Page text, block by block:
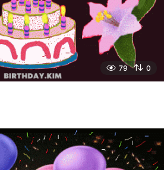
79 0